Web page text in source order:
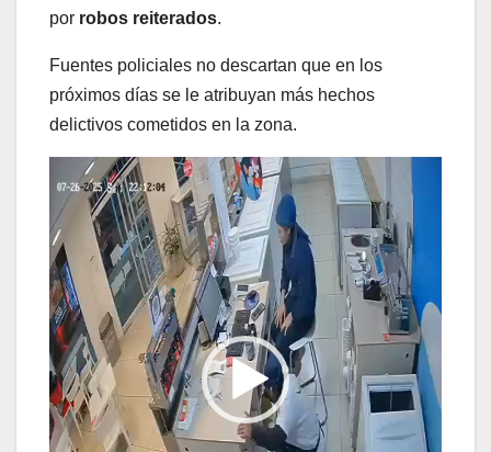
por robos reiterados.
Fuentes policiales no descartan que en los
próximos días se le atribuyan más hechos
delictivos cometidos en la zona.
Reproductor
de
vídeo